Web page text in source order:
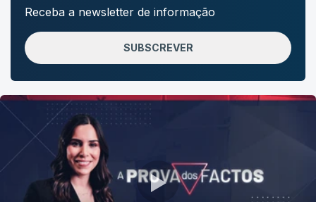
Receba a newsletter de informação
SUBSCREVER